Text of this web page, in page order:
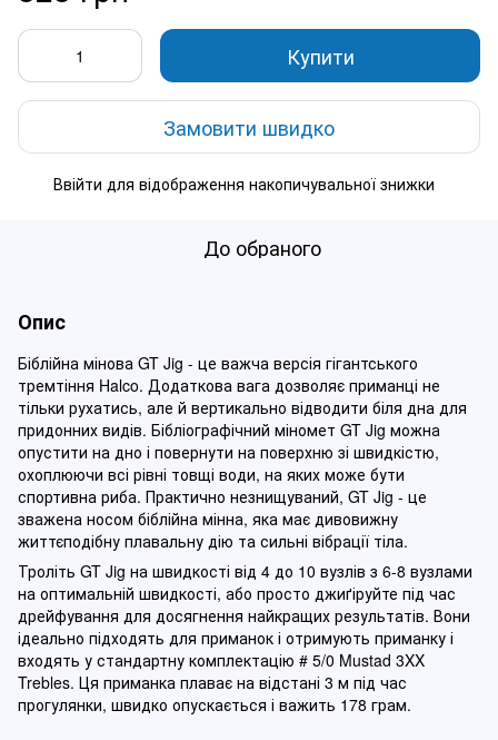
Купити
Замовити швидко
Ввійти для відображення накопичувальної знижки
До обраного
Опис
Біблійна мінова GT Jig - це важча версія гігантського
тремтіння Halco. Додаткова вага дозволяє приманці не
тільки рухатись, але й вертикально відводити біля дна для
придонних видів. Бібліографічний міномет GT Jig можна
опустити на дно і повернути на поверхню зі швидкістю,
охоплюючи всі рівні товщі води, на яких може бути
спортивна риба. Практично незнищуваний, GT Jig - це
зважена носом біблійна мінна, яка має дивовижну
життєподібну плавальну дію та сильні вібрації тіла.
Троліть GT Jig на швидкості від 4 до 10 вузлів з 6-8 вузлами
на оптимальній швидкості, або просто джиґіруйте під час
дрейфування для досягнення найкращих результатів. Вони
ідеально підходять для приманок і отримують приманку і
входять у стандартну комплектацію # 5/0 Mustad 3XX
Trebles. Ця приманка плаває на відстані 3 м під час
прогулянки, швидко опускається і важить 178 грам.